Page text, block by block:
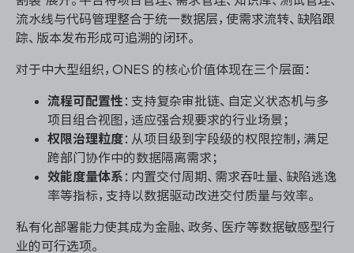
流水线与代码管理整合于统一数据层，使需求流转、缺陷跟
踪、版本发布形成可追溯的闭环。
对于中大型组织，ONES 的核心价值体现在三个层面：
流程可配置性 ：支持复杂审批链、自定义状态机与多
项目组合视图，适应强合规要求的行业场景；
权限治理粒度：从项目级到字段级的权限控制，满足
跨部门协作中的数据隔离需求；
效能度量体系 ：内置交付周期、需求吞吐量、缺陷逃逸
率等指标，支持以数据驱动改进交付质量与效率。
私有化部署能力使其成为金融、政务、医疗等数据敏感型行
业的可行选项。